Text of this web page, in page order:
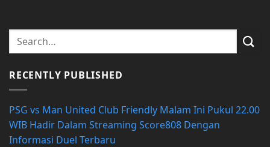
RECENTLY PUBLISHED
PSG vs Man United Club Friendly Malam Ini Pukul 22.00
WIB Hadir Dalam Streaming Score808 Dengan
Informasi Duel Terbaru